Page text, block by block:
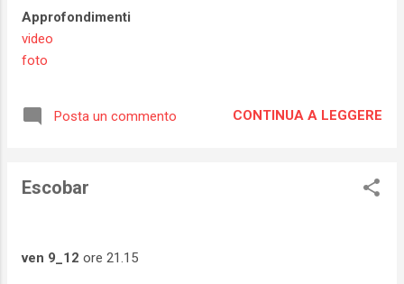
Approfondimenti
video
foto
Posta un commento CONTINUA A LEGGERE
Escobar
ven 9_12 ore 21.15